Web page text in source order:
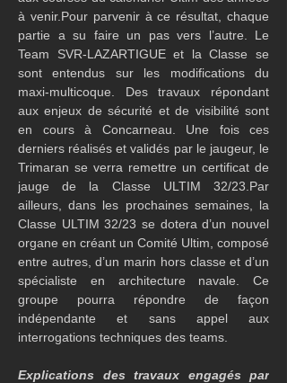
à venir.Pour parvenir à ce résultat, chaque
partie a su faire un pas vers l’autre. Le
Team SVR-LAZARTIGUE et la Classe se
sont entendus sur les modifications du
maxi-multicoque. Des travaux répondant
aux enjeux de sécurité et de visibilité sont
en cours à Concarneau. Une fois ces
derniers réalisés et validés par le jaugeur, le
Trimaran se verra remettre un certificat de
jauge de la Classe ULTIM 32/23.Par
ailleurs, dans les prochaines semaines, la
Classe ULTIM 32/23 se dotera d’un nouvel
organe en créant un Comité Ultim, composé
entre autres, d’un marin hors classe et d’un
spécialiste en architecture navale. Ce
groupe pourra répondre de façon
indépendante et sans appel aux
interrogations techniques des teams.
Explications des travaux engagés par